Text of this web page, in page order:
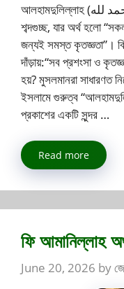
আলহামদুলিল্লাহ (الحمد لله) অর্থ কি? আলহামদুলিল্লাহ একটি আরবি
শব্দগুচ্ছ, যার অর্থ হলো
জন্যই সমস্ত কৃতজ্ঞতা”।
দাঁড়ায়:“সব প্রশংসা ও
হয়? মুসলমানরা সাধারণত
ইসলামে গুরুত্ব
প্রকাশের একটি সুন্দর …
Read more
ফি আমানিল্লাহ
June 20, 2026 by